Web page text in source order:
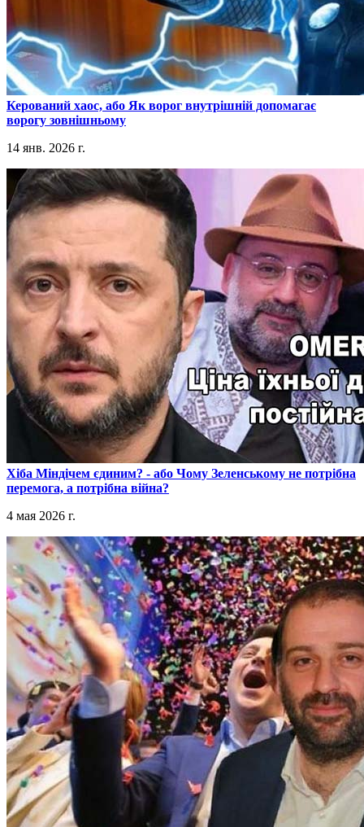
​Керований хаос, або Як ворог внутрішній допомагає
ворогу зовнішньому
14 янв. 2026 г.
​Хіба Міндічем єдиним? - або Чому Зеленському не потрібна
перемога, а потрібна війна?
4 мая 2026 г.